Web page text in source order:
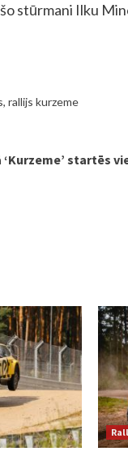
stūrmani Ilku
, rallijs kurzeme
startēs